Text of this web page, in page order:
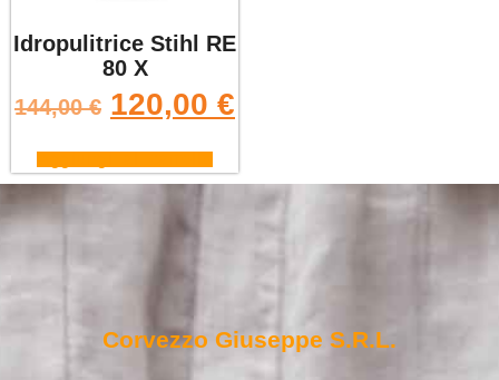
Idropulitrice Stihl RE
80 X
144,00€ 120,00 €
Corvezzo Giuseppe S.r.l.